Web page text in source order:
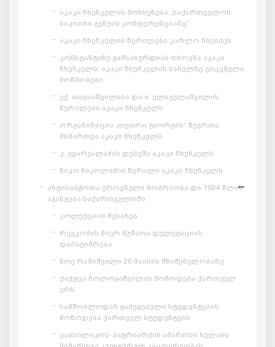
აკაკი ჩხენკელის მოხსენება „საქართველოს
საკითხი გენუის კონფერენციაზე“
აკაკი ჩხენკელის წერილები კარლო ჩხეიძეს
კონსტანტინე გამსახურდიას თხოვნა აკაკი
ჩხენკელს; აკაკი ჩხენკელის სახელზე გაცემული
მოწმობები
ექ. თაყაიშვილისა და ი. ელიგულაშვილის
წერილები აკაკი ჩხენკელს
ორგანიზაცია „თეთრი გიორგის“ წევრთა
მიმართვა აკაკი ჩხენკელს
კ. გვარჯალაძის დეპეშა აკაკი ჩხენკელს
ნიკო ნიკოლაძის წერილი აკაკი ჩხენკელს
ანტისაბჭოთა ეროვნული მოძრაობა და 1924 წლის
აჯანყება საქართველოში
კოლექციის შესახებ
რევკომის მიერ მუშათა დელეგაციის
დაპატიმრება
ნოე რამიშვილი 26 მაისის მნიშვნელობაზე
ქაქუცა ჩოლოყაშვილის მოწოდება ქართველ
ერს
სამშობლოდან გაძევებული სტუდენტების
მოწოდება ქართველ სტუდენტებს
კათოლიკოს-პატრიარქის ამბროსი ხელაის